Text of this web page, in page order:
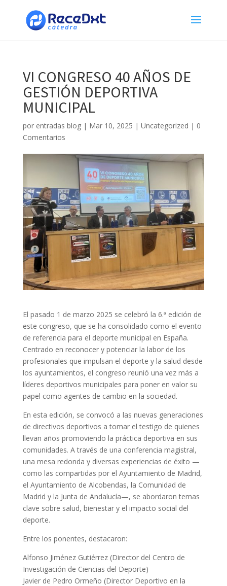
VI CONGRESO 40 AÑOS DE
GESTIÓN DEPORTIVA
MUNICIPAL
por entradas blog| Mar 10, 2025 | Uncategorized | 0
Comentarios
El pasado 1 de marzo 2025 se celebró la 6.ª edición de
este congreso, que se ha consolidado como el evento
de referencia para el deporte municipal en España.
Centrado en reconocer y potenciar la labor de los
profesionales que impulsan el deporte y la salud desde
los ayuntamientos, el congreso reunió una vez más a
líderes deportivos municipales para poner en valor su
papel como agentes de cambio en la sociedad.
En esta edición, se convocó a las nuevas generaciones
de directivos deportivos a tomar el testigo de quienes
llevan años promoviendo la práctica deportiva en sus
comunidades. A través de una conferencia magistral,
una mesa redonda y diversas experiencias de éxito —
como las compartidas por el Ayuntamiento de Madrid,
el Ayuntamiento de Alcobendas, la Comunidad de
Madrid y la Junta de Andalucía—, se abordaron temas
clave sobre salud, bienestar y el impacto social del
deporte.
Entre los ponentes, destacaron:
Alfonso Jiménez Gutiérrez (Director del Centro de
Investigación de Ciencias del Deporte)
Javier de Pedro Ormeño (Director Deportivo en la